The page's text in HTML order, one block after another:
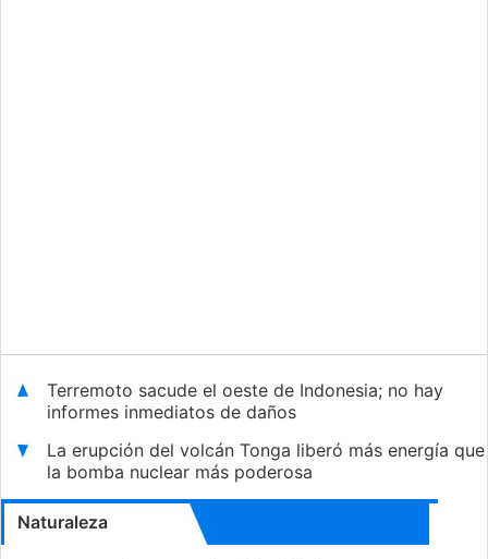
Terremoto sacude el oeste de Indonesia; no hay
informes inmediatos de daños
La erupción del volcán Tonga liberó más energía que
la bomba nuclear más poderosa
Naturaleza